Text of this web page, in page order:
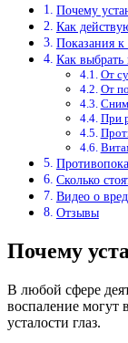
Почему
Как
Показания
Как выбрать
От
От
При
Сколько
Видео о
Отзывы
Почему
В любой сфере
воспаление
усталости глаз.